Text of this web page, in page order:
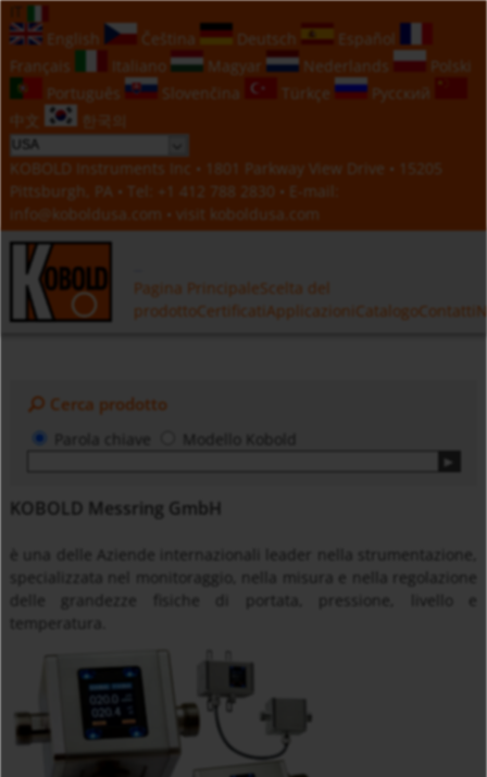
English
Čeština Deutsch
Español
Français
Italiano Magyar Nederlands
Polski
Português
Slovenčina Türkçe
Русский
中文
한국의
KOBOLD Instruments Inc • 1801 Parkway View Drive • 15205
Pittsburgh, PA • Tel:
+1 412 788 2830 • E-mail:
info@koboldusa.com • visit koboldusa.com
Pagina PrincipaleScelta del
prodottoCertificati Applicazioni CatalogoContatti
Cerca prodotto
Modello Kobold
KOBOLD Messring GmbH
è una delle Aziende internazionali leader nella strumentazione,
specializzata nel monitoraggio, nella misura e nella regolazione
delle grandezze fisiche di portata, pressione, livello e